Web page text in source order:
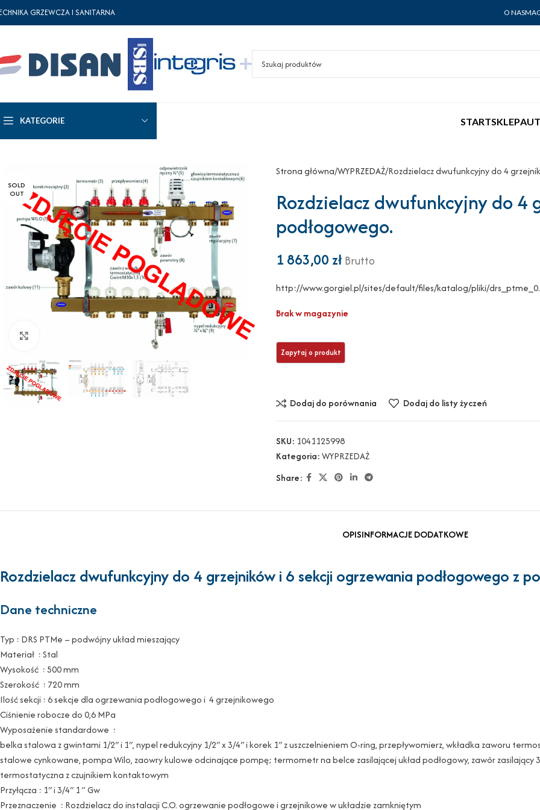
GRZEWCZA I SANITARNA O NAS
KATEGORIE STARTSKLEP
SOLD
OUT
Strona główna WYPRZEDAŻ Rozdzielacz dwufunkcyjny do 4
Rozdzielacz dwufunkcyjny do
podłogowego.
1 863,00zł Brutto
http://www.gorgiel.pl/sites/default/files/katalog/pliki/
Brak w magazynie
Dodaj do porównania Dodaj do listy życzeń
SKU: 1041125998
Kategoria:WYPRZEDAŻ
Share:
OPISINFORMACJE DODATKOWE
Rozdzielacz dwufunkcyjny do 4 grzejników i 6 sekcji ogrzewania podłogowego z
Dane techniczne
Typ : DRS PTMe – podwójny układ mieszający
Materiał : Stal
Wysokość : 500 mm
Szerokość : 720 mm
Ilość sekcji : 6 sekcje dla ogrzewania podłogowego i 4 grzejnikowego
Ciśnienie robocze do 0,6 MPa
Wyposażenie standardowe :
belka stalowa z gwintami 1/2″ i 1″, nypel redukcyjny 1/2″ x 3/4″ i korek 1″ z uszczelnieniem O-ring, przepływomierz, wkładka zaworu
stalowe cynkowane, pompa Wilo, zaowry kulowe odcinające pompę; termometr na belce zasilającej układ podłogowy, zawór zasilający
termostatyczna z czujnikiem kontaktowym
Przyłącza : 1″ i 3/4″ 1 ” Gw
Przeznaczenie : Rozdzielacz do instalacji C.O. ogrzewanie podłogowe i grzejnikowe w układzie zamkniętym